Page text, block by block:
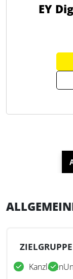
EY
ZIELGRUPPE
Kanzleien